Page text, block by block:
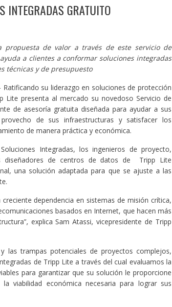
INTEGRADAS GRATUITO
propuesta de valor a través de este servicio de
a clientes a conformar soluciones integradas
técnicas y de presupuesto
su liderazgo en soluciones de protección
Lite presenta al mercado su novedoso Servicio de
de asesoría gratuita diseñada para ayudar a sus
de sus infraestructuras y satisfacer los
de manera práctica y económica.
Integradas, los ingenieros de proyecto,
diseñadores de centros de datos de Tripp Lite
una solución adaptada para que se ajuste a las
dependencia en sistemas de misión crítica,
basados en Internet, que hacen más
explica Sam Atassi, vicepresidente de Tripp
las trampas potenciales de proyectos complejos,
de Tripp Lite a través del cual evaluamos la
para garantizar que su solución le proporcione
viabilidad económica necesaria para lograr sus